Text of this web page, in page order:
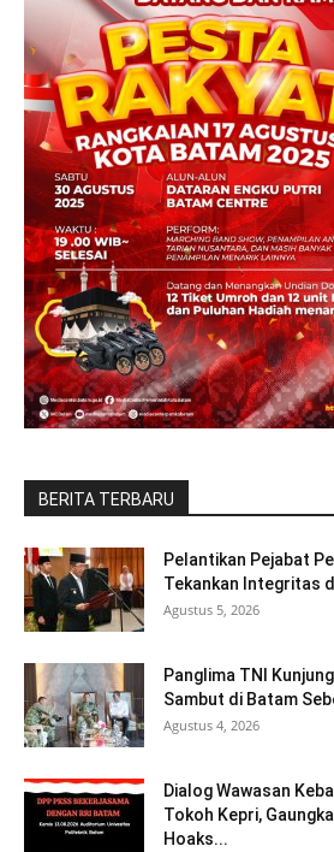
BERITA TERBARU
Pelantikan Pejabat
Tekankan Integritas
Agustus 5, 2026
Panglima TNI
Sambut di Batam
Agustus 4, 2026
Dialog Wawasan
Tokoh Kepri,
Hoaks...